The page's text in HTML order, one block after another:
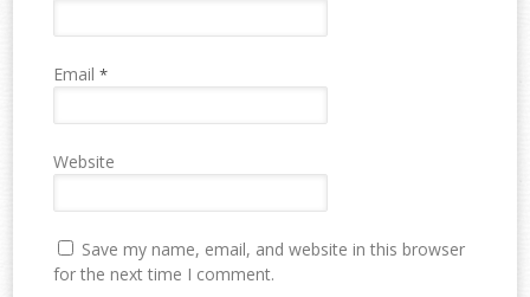
Email*
Website
Save my name, email, and website in this browser
for the next time I comment.